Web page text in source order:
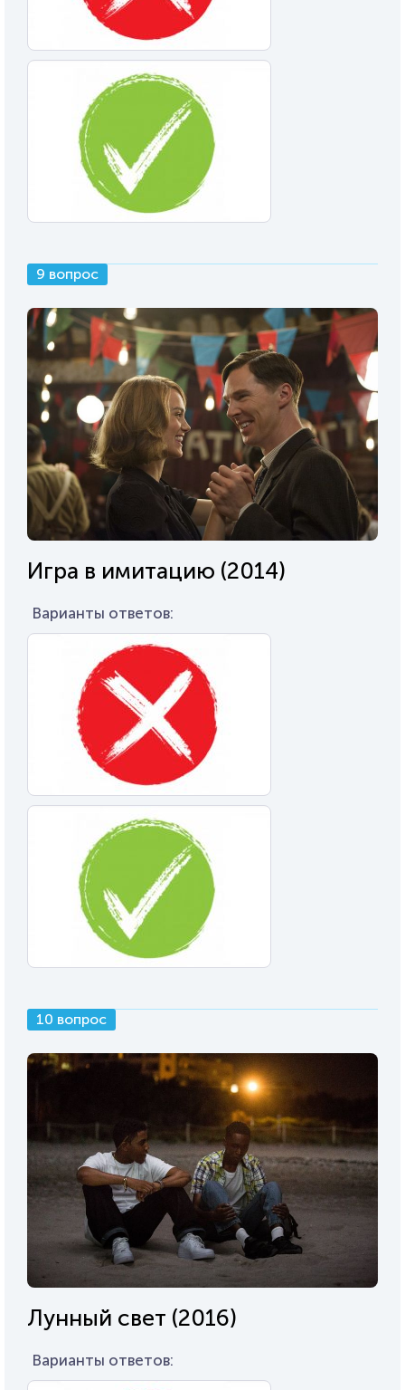
9 вопрос
Игра в имитацию (2014)
Варианты ответов:
10 вопрос
Лунный свет (2016)
Варианты ответов: